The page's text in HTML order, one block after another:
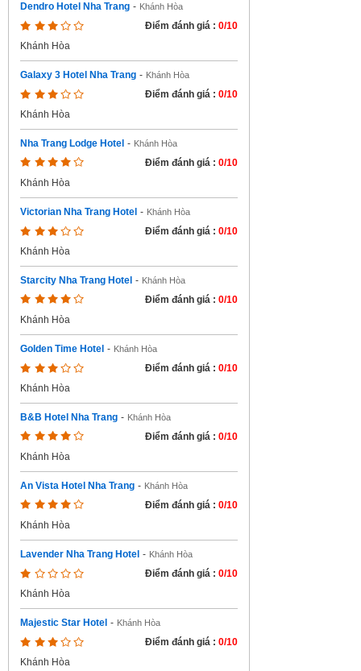
Dendro Hotel Nha Trang - Khánh Hòa
Điểm đánh giá : 0/10
Khánh Hòa
Galaxy 3 Hotel Nha Trang - Khánh Hòa
Điểm đánh giá : 0/10
Khánh Hòa
Nha Trang Lodge Hotel - Khánh Hòa
Điểm đánh giá : 0/10
Khánh Hòa
Victorian Nha Trang Hotel - Khánh Hòa
Điểm đánh giá : 0/10
Khánh Hòa
Starcity Nha Trang Hotel - Khánh Hòa
Điểm đánh giá : 0/10
Khánh Hòa
Golden Time Hotel - Khánh Hòa
Điểm đánh giá : 0/10
Khánh Hòa
B&B Hotel Nha Trang - Khánh Hòa
Điểm đánh giá : 0/10
Khánh Hòa
An Vista Hotel Nha Trang - Khánh Hòa
Điểm đánh giá : 0/10
Khánh Hòa
Lavender Nha Trang Hotel - Khánh Hòa
Điểm đánh giá : 0/10
Khánh Hòa
Majestic Star Hotel - Khánh Hòa
Điểm đánh giá : 0/10
Khánh Hòa